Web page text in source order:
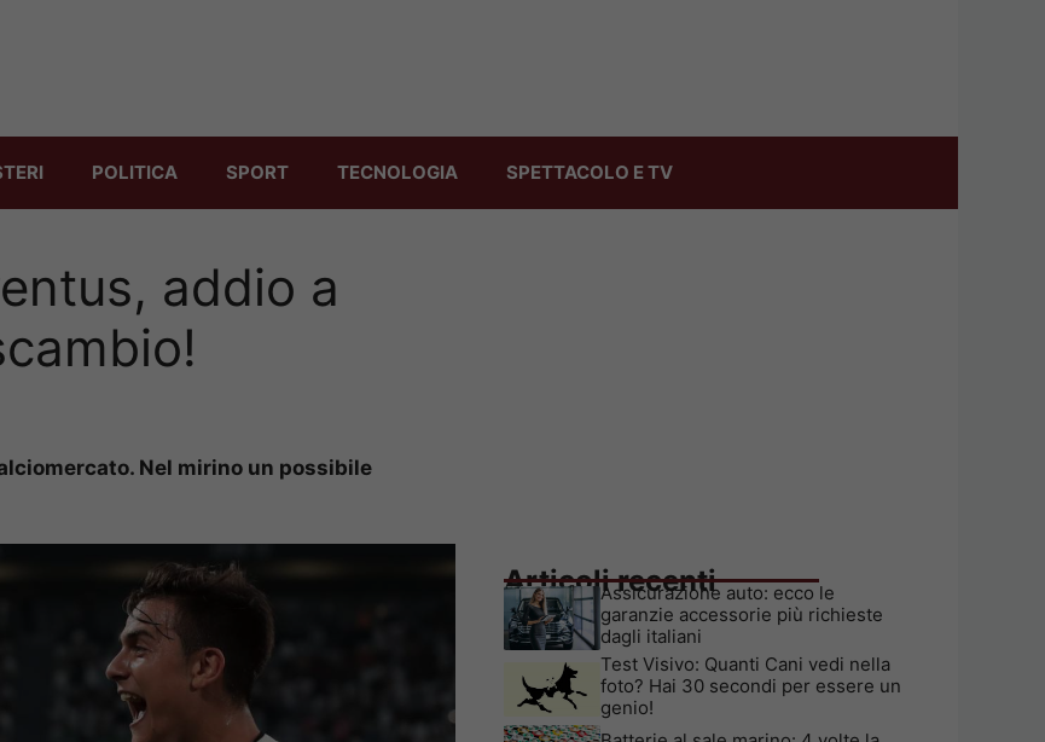
POLITICA SPORT TECNOLOGIA SPETTACOLO E TV
addio a
Nel mirino un possibile
Articoli recenti
Assicurazione auto: ecco le
garanzie accessorie più richieste
dagli italiani
Test Visivo: Quanti Cani vedi nella
foto? Hai 30 secondi per essere un
genio!